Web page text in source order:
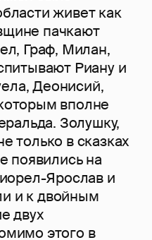
живет как
пачкают
Граф, Милан,
Риану и
Деонисий,
вполне
Золушку,
только в сказках
появились на
Ярослав и
и к двойным
двух
этого в